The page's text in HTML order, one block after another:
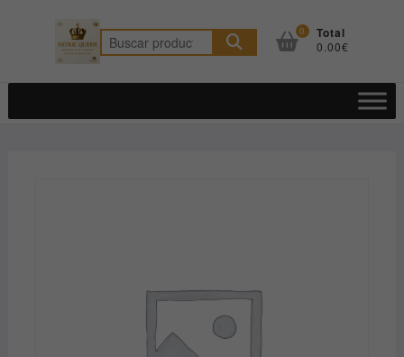
Buscar
por:
0 Total
0.00€